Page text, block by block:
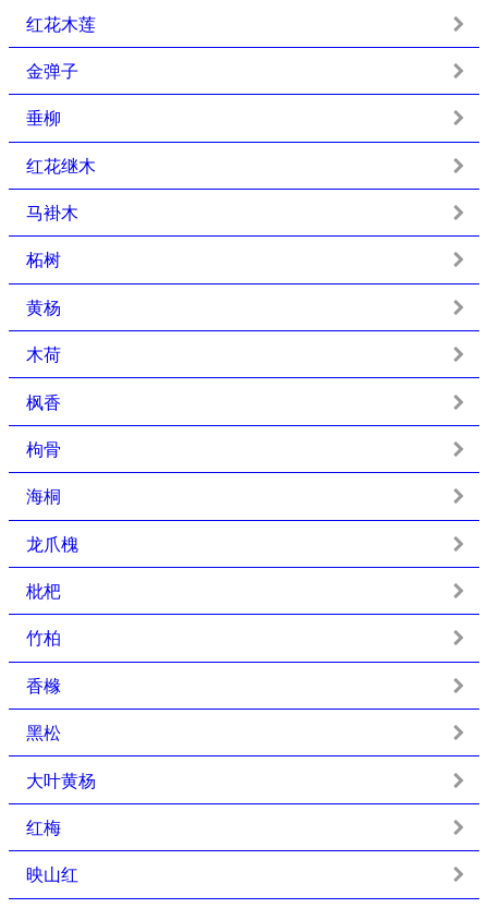
红花木莲
金弹子
垂柳
红花继木
马褂木
柘树
黄杨
木荷
枫香
枸骨
海桐
龙爪槐
枇杷
竹柏
香橼
黑松
大叶黄杨
红梅
映山红